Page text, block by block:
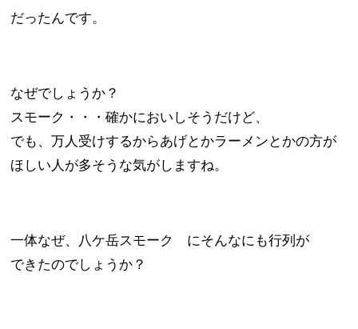
だったんです。
なぜでしょうか？
スモーク・・・確かにおいしそうだけど、
でも、万人受けするからあげとかラーメンとかの方が
ほしい人が多そうな気がしますね。
一体なぜ、八ケ岳スモーク にそんなにも行列が
できたのでしょうか？